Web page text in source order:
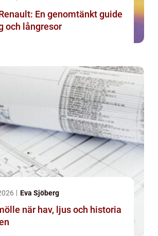
En genomtänkt guide
och långresor
Eva Sjöberg
och historia